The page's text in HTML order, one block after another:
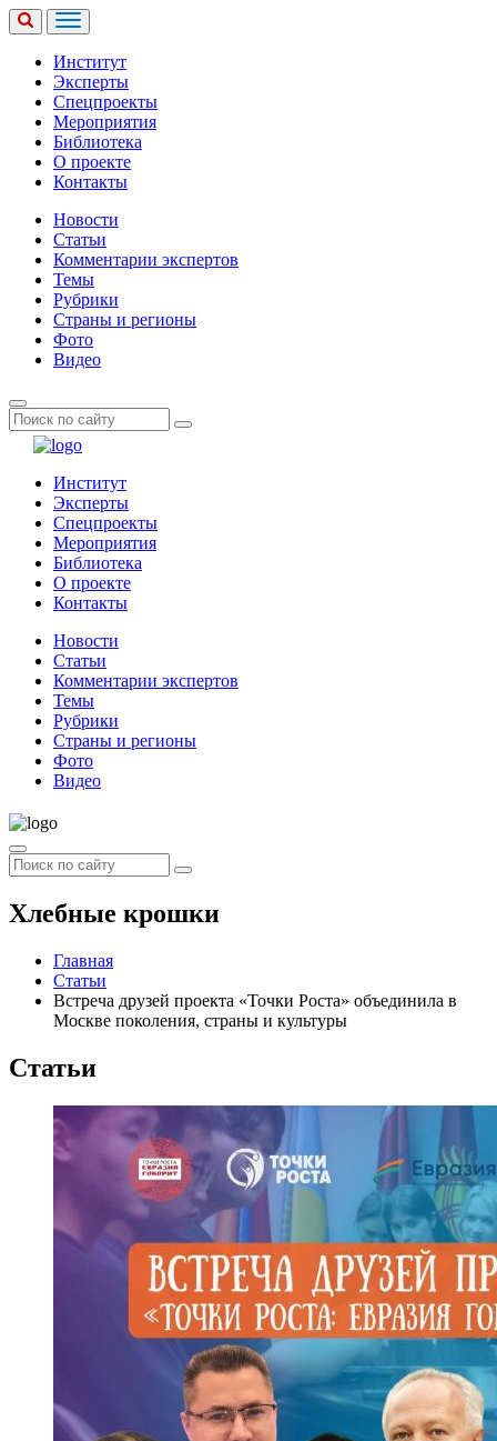
Институт
Эксперты
Спецпроекты
Мероприятия
Библиотека
О проекте
Контакты
Новости
Статьи
Комментарии экспертов
Темы
Рубрики
Страны и регионы
Фото
Видео
Институт
Эксперты
Спецпроекты
Мероприятия
Библиотека
О проекте
Контакты
Новости
Статьи
Комментарии экспертов
Темы
Рубрики
Страны и регионы
Фото
Видео
Хлебные крошки
Главная
Статьи
Встреча друзей проекта «Точки Роста» объединила в
Москве поколения, страны и культуры
Статьи